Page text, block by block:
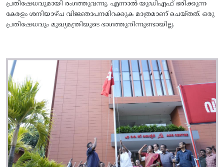
പ്രതിഷേധവുമായി രംഗത്തുവന്നു. എന്നാൽ യുഡിഎഫ് ഭരിക്കുന്ന
കേരളം ശനിയാഴ്ച വിജ്ഞാപനമിറക്കുക മാത്രമാണ് ചെയ്തത്. ഒരു
പ്രതിഷേധവും മുഖ്യമന്ത്രിയുടെ ഭാഗത്തുനിന്നുണ്ടായില്ല.